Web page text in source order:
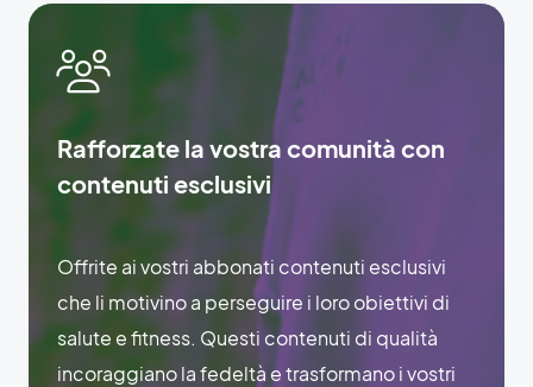
Rafforzate la vostra comunità con
contenuti esclusivi
Offrite ai vostri abbonati contenuti esclusivi
che li motivino a perseguire i loro obiettivi di
salute e fitness. Questi contenuti di qualità
incoraggiano la fedeltà e trasformano i vostri